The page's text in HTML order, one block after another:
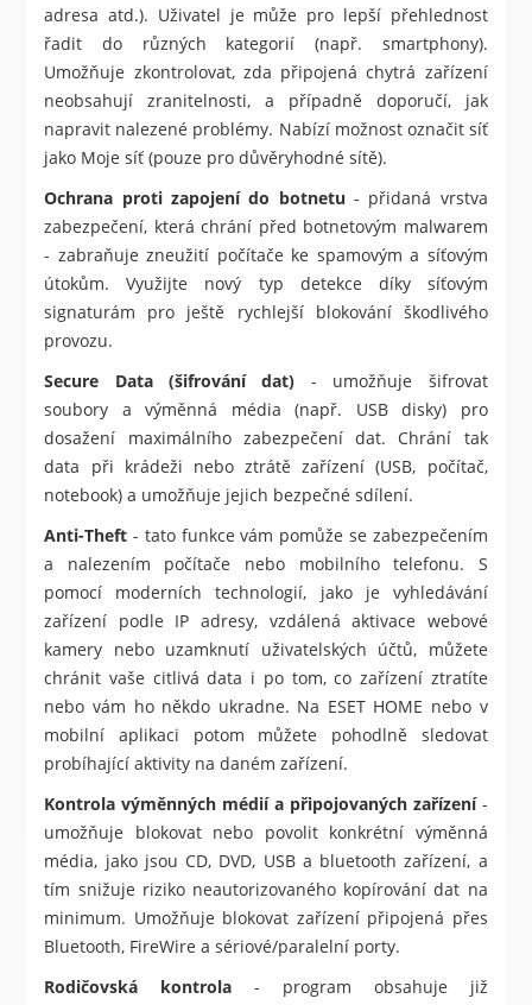
adresa atd.). Uživatel je může pro lepší přehlednost
řadit do různých kategorií (např. smartphony).
Umožňuje zkontrolovat, zda připojená chytrá zařízení
neobsahují zranitelnosti, a případně doporučí, jak
napravit nalezené problémy. Nabízí možnost označit síť
jako Moje síť (pouze pro důvěryhodné sítě).
Ochrana proti zapojení do botnetu - přidaná vrstva
zabezpečení, která chrání před botnetovým malwarem
- zabraňuje zneužití počítače ke spamovým a síťovým
útokům. Využijte nový typ detekce díky síťovým
signaturám pro ještě rychlejší blokování škodlivého
provozu.
Secure Data (šifrování dat) - umožňuje šifrovat
soubory a výměnná média (např. USB disky) pro
dosažení maximálního zabezpečení dat. Chrání tak
data při krádeži nebo ztrátě zařízení (USB, počítač,
notebook) a umožňuje jejich bezpečné sdílení.
Anti-Theft - tato funkce vám pomůže se zabezpečením
a nalezením počítače nebo mobilního telefonu. S
pomocí moderních technologií, jako je vyhledávání
zařízení podle IP adresy, vzdálená aktivace webové
kamery nebo uzamknutí uživatelských účtů, můžete
chránit vaše citlivá data i po tom, co zařízení ztratíte
nebo vám ho někdo ukradne. Na ESET HOME nebo v
mobilní aplikaci potom můžete pohodlně sledovat
probíhající aktivity na daném zařízení.
Kontrola výměnných médií a připojovaných zařízení-
umožňuje blokovat nebo povolit konkrétní výměnná
média, jako jsou CD, DVD, USB a bluetooth zařízení, a
tím snižuje riziko neautorizovaného kopírování dat na
minimum. Umožňuje blokovat zařízení připojená přes
Bluetooth, FireWire a sériové/paralelní porty.
Rodičovská kontrola - program obsahuje již